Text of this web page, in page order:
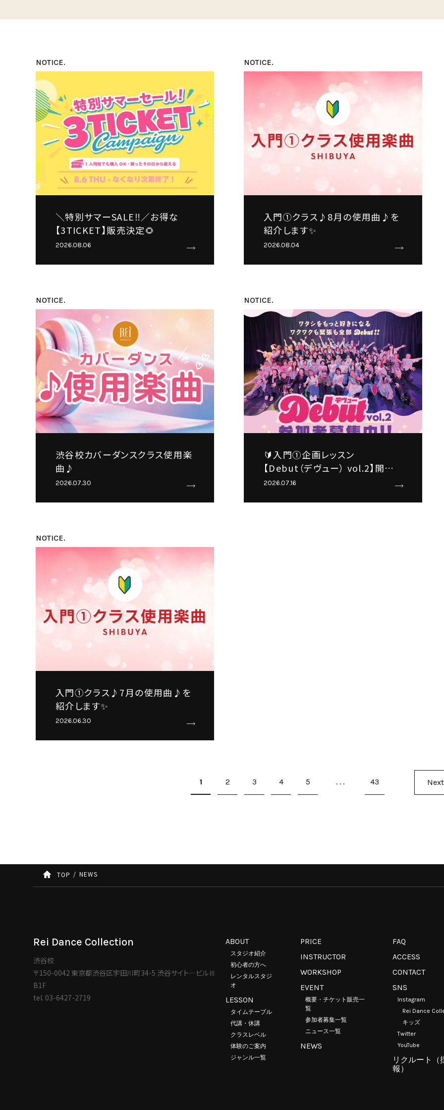
NOTICE.
＼特別サマーSALE‼️／お得な
【3TICKET】販売決定🌻
2026.08.06
NOTICE.
入門①クラス♪8月の使用曲♪を
紹介します✨
2026.08.04
NOTICE.
渋谷校カバーダンスクラス使用楽
曲♪
2026.07.30
NOTICE.
🔰入門①企画レッスン
【Debut（デヴュー） vol.2】開催
決定✨
2026.07.16
NOTICE.
入門①クラス♪7月の使用曲♪を
紹介します✨
2026.06.30
1 2 3 4 5 ... 43 Next
TOP NEWS
Rei Dance Collection
渋谷校
〒150-0042 東京都渋谷区宇田川町34-5 渋谷サイト―ビルⅢ
B1F
tel. 03-6427-2719
ABOUT
スタジオ紹介
初心者の方へ
レンタルスタジ
オ
LESSON
タイムテーブル
代講・休講
クラスレベル
体験のご案内
ジャンル一覧
PRICE
INSTRUCTOR
WORKSHOP
EVENT
概要・チケット販売一
覧
参加者募集一覧
ニュース一覧
NEWS
FAQ
ACCESS
CONTACT
SNS
Instagram
Rei Dance
キッズ
Twitter
YouTube
リクルート（
報）